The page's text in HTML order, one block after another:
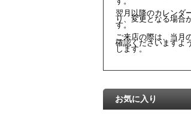
翌月以降のカレンダ
り、変更となる場合
す。
ご来店の際は、当月
確認くださいますよ
します。
お気に入り